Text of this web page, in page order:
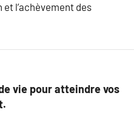
et l’achèvement des
vie pour atteindre vos